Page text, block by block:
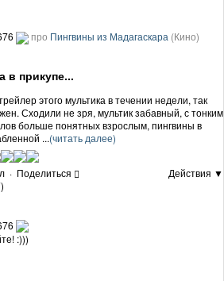
про Пингвины из Мадагаскара (Кино)
в прикупе...
этого мультика в течении недели, так
Сходили не зря, мультик забавный, с тонким
больше понятных взрослым, пингвины в
...(читать далее)
· Поделиться
Действия ▼
:)))